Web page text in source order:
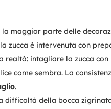
maggior parte delle
zucca è intervenuta con
realtà: intagliare la zucca con
come sembra. La
.
difficoltà della bocca